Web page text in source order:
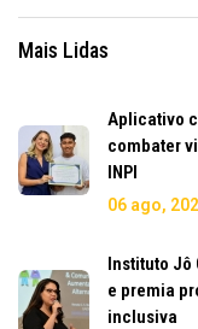
Mais Lidas
Aplicativo
combater
INPI
06 ago,
Instituto
e premia
inclusiva